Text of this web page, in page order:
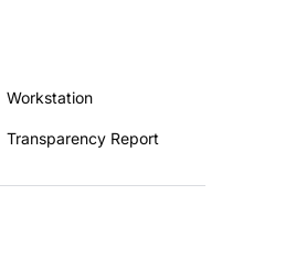
Workstation
Transparency Report